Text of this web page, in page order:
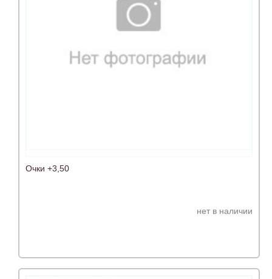
Очки +3,50
нет в наличии